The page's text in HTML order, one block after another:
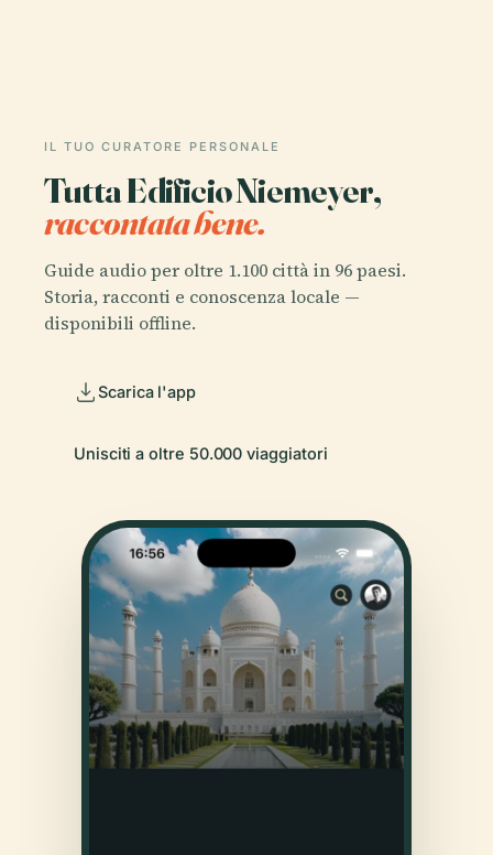
IL TUO CURATORE PERSONALE
Tutta Edificio Niemeyer,
raccontata bene.
Guide audio per oltre 1.100 città in 96 paesi.
Storia, racconti e conoscenza locale —
disponibili offline.
Scarica l'app
Unisciti a oltre 50.000 viaggiatori